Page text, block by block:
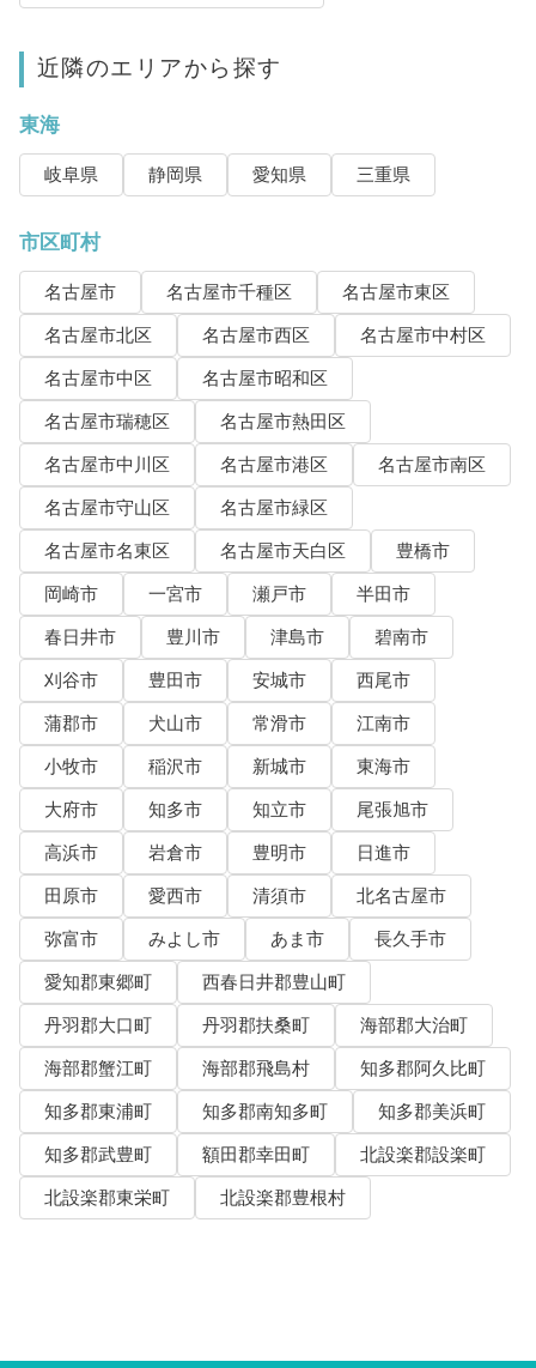
近隣のエリアから探す
東海
岐阜県 静岡県 愛知県 三重県
市区町村
名古屋市 名古屋市千種区
名古屋市東区
名古屋市北区
名古屋市西区
名古屋市中村区
名古屋市中区
名古屋市昭和区
名古屋市瑞穂区
名古屋市熱田区
名古屋市中川区
名古屋市港区
名古屋市南区
名古屋市守山区
名古屋市緑区
名古屋市名東区
名古屋市天白区
豊橋市
岡崎市
一宮市 瀬戸市
半田市
春日井市
豊川市 津島市
碧南市
刈谷市
豊田市 安城市
西尾市
蒲郡市
犬山市 常滑市
江南市
小牧市
稲沢市 新城市
東海市
大府市
知多市 知立市
尾張旭市
高浜市
岩倉市 豊明市
日進市
田原市
愛西市 清須市
北名古屋市
弥富市
みよし市 あま市
長久手市
愛知郡東郷町
西春日井郡豊山町
丹羽郡大口町
丹羽郡扶桑町
海部郡大治町
海部郡蟹江町
海部郡飛島村
知多郡阿久比町
知多郡東浦町
知多郡南知多町
知多郡美浜町
知多郡武豊町
額田郡幸田町
北設楽郡設楽町
北設楽郡東栄町
北設楽郡豊根村